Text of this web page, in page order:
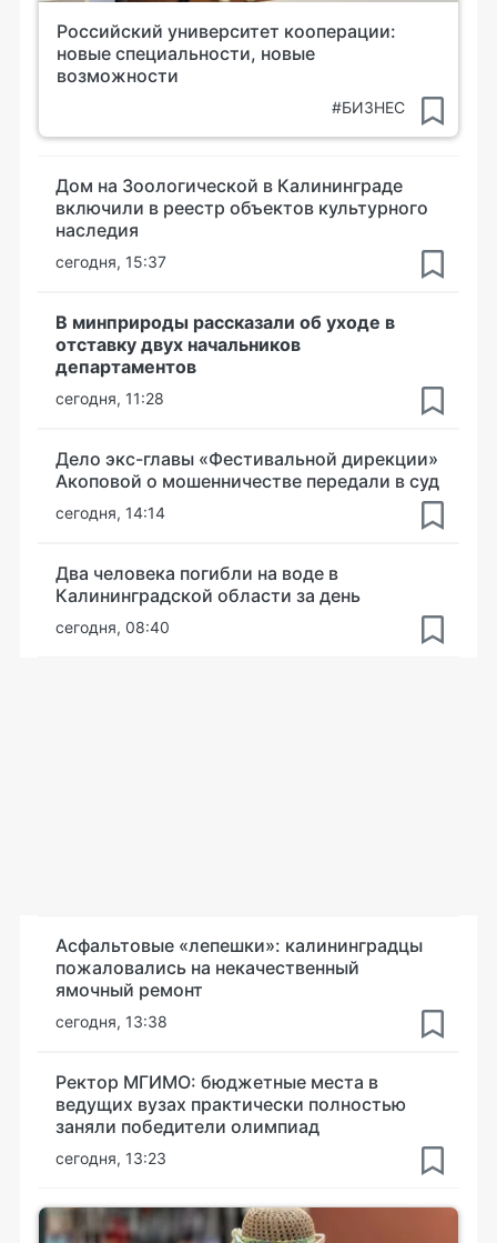
Российский университет кооперации:
новые специальности, новые
возможности
#БИЗНЕС
Дом на Зоологической в Калининграде
включили в реестр объектов культурного
наследия
сегодня, 15:37
В минприроды рассказали об уходе в
отставку двух начальников
департаментов
сегодня, 11:28
Дело экс-главы «Фестивальной дирекции»
Акоповой о мошенничестве передали в суд
сегодня, 14:14
Два человека погибли на воде в
Калининградской области за день
сегодня, 08:40
Асфальтовые «лепешки»: калининградцы
пожаловались на некачественный
ямочный ремонт
сегодня, 13:38
Ректор МГИМО: бюджетные места в
ведущих вузах практически полностью
заняли победители олимпиад
сегодня, 13:23